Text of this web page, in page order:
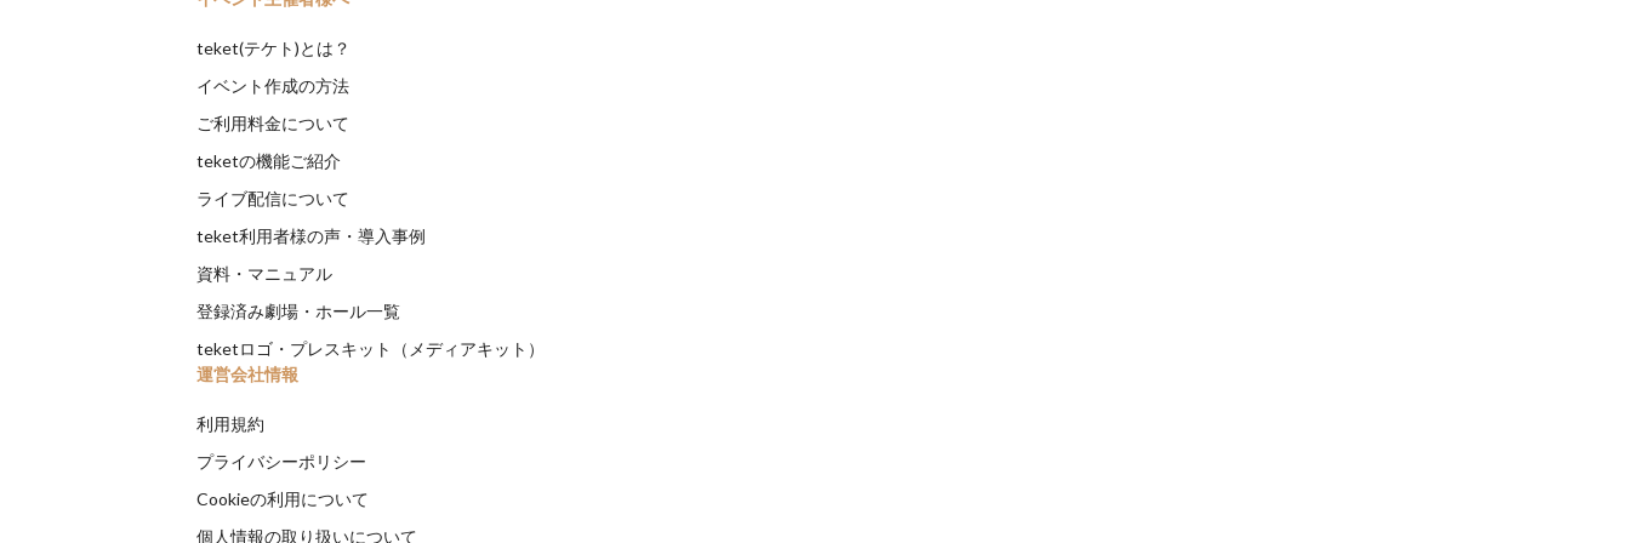
teket(テケト)とは？
イベント作成の方法
ご利用料金について
teketの機能ご紹介
ライブ配信について
teket利用者様の声・導入事例
資料・マニュアル
登録済み劇場・ホール一覧
teketロゴ・プレスキット（メディアキット）
運営会社情報
利用規約
プライバシーポリシー
Cookieの利用について
個人情報の取り扱いについて